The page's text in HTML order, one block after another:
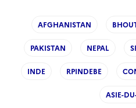
AFGHANISTAN
PAKISTAN NEPAL
INDE RPINDEBE
ASIE-